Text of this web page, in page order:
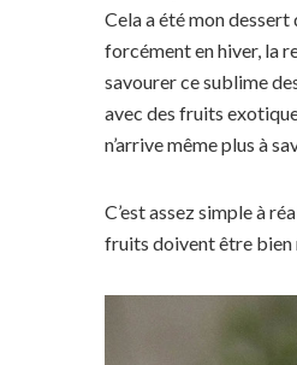
Cela a été mon dessert
forcément en hiver, la
savourer ce sublime
avec des fruits
n’arrive même plus à
C’est assez simple à
fruits doivent être bien